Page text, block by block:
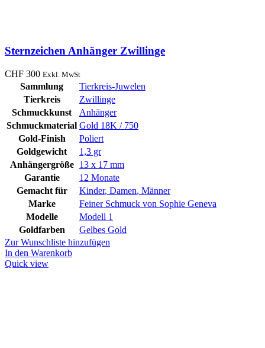
Sternzeichen Anhänger Zwillinge
CHF 300 Exkl. MwSt
Sammlung
Tierkreis-Juwelen
Tierkreis
Zwillinge
Schmuckkunst
Anhänger
Schmuckmaterial Gold 18K / 750
Gold-Finish
Poliert
Goldgewicht
1,3 gr
Anhängergröße
13 x 17 mm
Garantie
12 Monate
Gemacht für
Kinder, Damen, Männer
Marke
Feiner Schmuck von Sophie Geneva
Modelle
Modell 1
Goldfarben
Gelbes Gold
Zur Wunschliste hinzufügen
In den Warenkorb
Quick view